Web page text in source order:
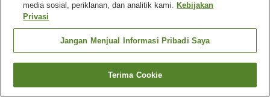
Tempat parkir
Mandi jet
Spa / Salon kecantikan
Beranda Jepang Tochigi
Kota Nasushiobara
Business Hotel Ajisai
Cari kamar
media sosial, periklanan, dan analitik kami. Kebijakan
Privasi
Jangan Menjual Informasi Pribadi Saya
Terima Cookie